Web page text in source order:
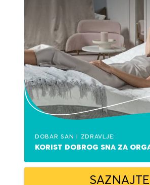
Dobar san i zdravlje:
korist dobrog sna za